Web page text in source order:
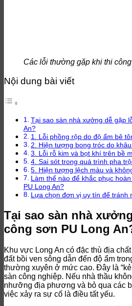
Các lỗi thường gặp khi thi
Nội dung bài viết
Tại sao sàn nhà xưởng dễ gặp
An?
1. Lỗi phồng rộp do độ ẩm bê
2. Hiện tượng bong tróc do
3. Lỗi rỗ kim và bọt khí trên bề
4. Sai sót trong quá trình pha
5. Hiện tượng lệch màu và
Làm thế nào để khắc phục
PU Long An?
Lựa chọn đơn vị uy tín để tránh
Tại sao sàn nhà
công sơn PU Long
Khu vực Long An có đặc thù địa
đất bồi ven sông dẫn đến độ ẩm
thường xuyên ở mức cao. Đây là “kẻ
sàn công nghiệp. Nếu nhà thầu
nhưỡng địa phương và bỏ qua các
việc xảy ra sự cố là điều tất yếu.